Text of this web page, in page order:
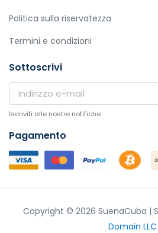
Politica sulla riservatezza
Termini e condizioni
Sottoscrivi
Iscriviti alle nostre notifiche.
Pagamento
Copyright © 2026 SuenaCuba |
Domain LLC